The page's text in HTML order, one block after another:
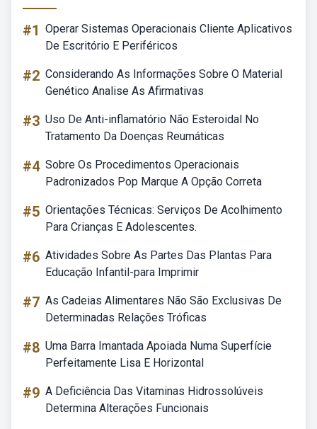
#1 Operar Sistemas Operacionais Cliente Aplicativos
De Escritório E Periféricos
#2 Considerando As Informações Sobre O Material
Genético Analise As Afirmativas
#3 Uso De Anti-inflamatório Não Esteroidal No
Tratamento Da Doenças Reumáticas
#4 Sobre Os Procedimentos Operacionais
Padronizados Pop Marque A Opção Correta
#5 Orientações Técnicas: Serviços De Acolhimento
Para Crianças E Adolescentes.
#6 Atividades Sobre As Partes Das Plantas Para
Educação Infantil-para Imprimir
#7 As Cadeias Alimentares Não São Exclusivas De
Determinadas Relações Tróficas
#8 Uma Barra Imantada Apoiada Numa Superfície
Perfeitamente Lisa E Horizontal
#9 A Deficiência Das Vitaminas Hidrossolúveis
Determina Alterações Funcionais